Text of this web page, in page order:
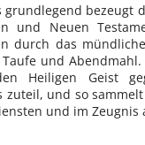
grundlegend bezeugt
und Neuen
durch das
und Abendmahl.
Heiligen Geist
und so
und im Zeugnis